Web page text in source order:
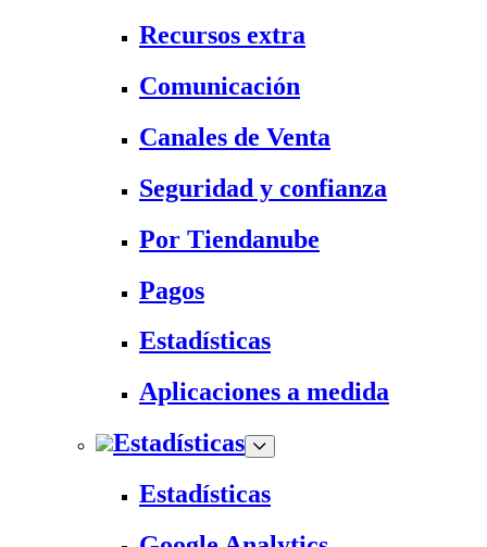
Recursos extra
Comunicación
Canales de Venta
Seguridad y confianza
Por Tiendanube
Pagos
Estadísticas
Aplicaciones a medida
Estadísticas
Estadísticas